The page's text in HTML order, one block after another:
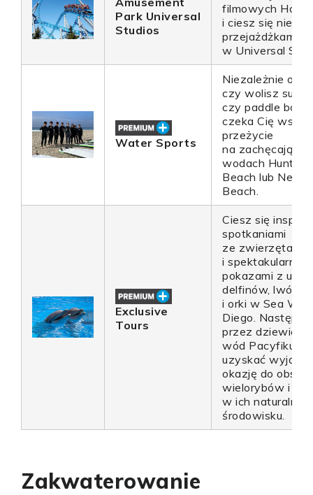
Park Universal
Studios
filmowych
i ciesz się
przejażdżkami i
w Universal
Water Sports
Niezależnie od
czy wolisz
czy paddle
czeka Cię
przeżycie
na
wodach
Beach lub
Beach.
Exclusive
Tours
Ciesz się
spotkaniami
ze zwierzętami
i
pokazami z
delfinów, lwów
i orki w Sea
Diego.
przez dziewiczą
wód Pacyfiku,
uzyskać
okazję do
wielorybów i
w ich naturalnym
środowisku.
Zakwaterowanie